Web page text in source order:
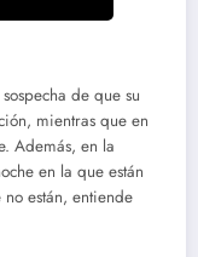
de que su
mientras que en
Además, en la
en la que están
están, entiende